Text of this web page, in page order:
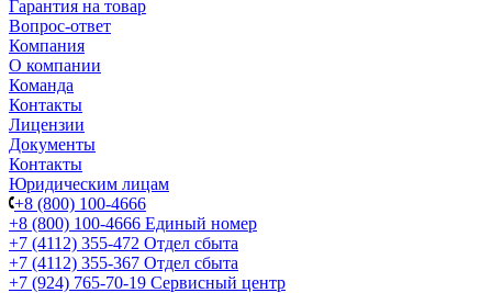
Гарантия на товар
Вопрос-ответ
Компания
О компании
Команда
Контакты
Лицензии
Документы
Контакты
Юридическим лицам
+8 (800) 100-4666
+8 (800) 100-4666 Единый номер
+7 (4112) 355-472 Отдел сбыта
+7 (4112) 355-367 Отдел сбыта
+7 (924) 765-70-19 Сервисный центр